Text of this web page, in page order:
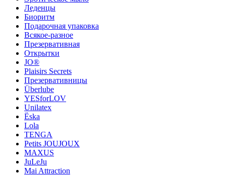
Леденцы
Биоритм
Подарочная упаковка
Всякое-разное
Презервативная
Открытки
JO®
Plaisirs Secrets
Презервативницы
Überlube
YESforLOV
Unilatex
Ёska
Lola
TENGA
Petits JOUJOUX
MAXUS
JuLeJu
Mai Attraction